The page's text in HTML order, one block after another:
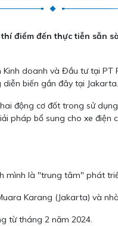
điểm đến thực tiễn sẵn
doanh và Đầu tư tại
biến gần đây tại Jakarta.
động cơ đốt trong sử
pháp bổ sung cho xe
mình là "trung tâm" phát
Karang (Jakarta) và
từ tháng 2 năm 2024.